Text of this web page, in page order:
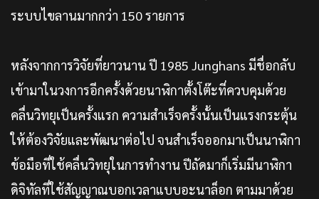
ระบบไขลานมากกว่า 150 รายการ
หลังจากการวิจัยที่ยาวนาน ปี 1985 Junghans มีชื่อกลับ
เข้ามาในวงการอีกครั้งด้วยนาฬิกาตั้งโต๊ะที่ควบคุมด้วย
คลื่นวิทยุเป็นครั้งแรก ความสำเร็จครั้งนั้นเป็นแรงกระตุ้น
ให้ต้องวิจัยและพัฒนาต่อไป จนสำเร็จออกมาเป็นนาฬิกา
ข้อมือที่ใช้คลื่นวิทยุในการทำงาน ปีถัดมาก็เริ่มมีนาฬิกา
ดิจิทัลที่ใช้สัญญาณบอกเวลาแบบอะนาล็อก ตามมาด้วย